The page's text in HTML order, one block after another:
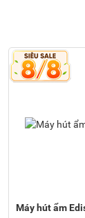
Máy hút ẩm